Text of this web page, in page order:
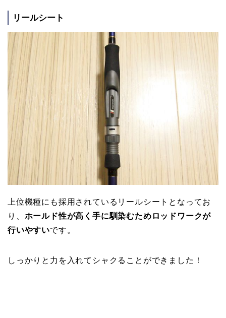
リールシート
上位機種にも採用されているリールシートとなってお
り、 ホールド性が高く手に馴染むためロッドワークが
行いやすいです。
しっかりと力を入れてシャクることができました！